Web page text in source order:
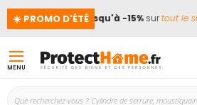
☀️ PROMO D'ÉTÉ
! 📢Jusqu'à -15%surtout le
MENU